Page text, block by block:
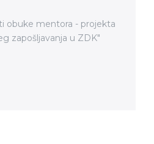
obuke mentora - projekta
zapošljavanja u ZDK"